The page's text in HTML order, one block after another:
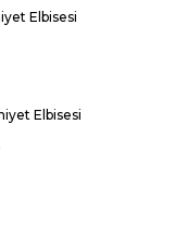
Elbisesi
Elbisesi